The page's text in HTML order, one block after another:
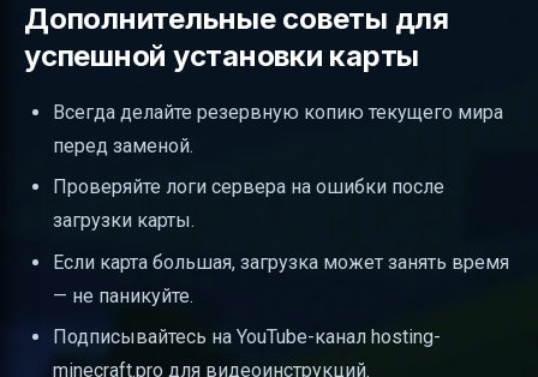
Дополнительные советы для
успешной установки карты
Всегда делайте резервную копию текущего мира
перед заменой.
Проверяйте логи сервера на ошибки после
загрузки карты.
Если карта большая, загрузка может занять время
— не паникуйте.
Подписывайтесь на YouTube-канал hosting-
minecraft.pro для видеоинструкций.